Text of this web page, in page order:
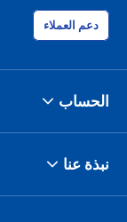
دعم العملاء
الحساب
نبذة عنا